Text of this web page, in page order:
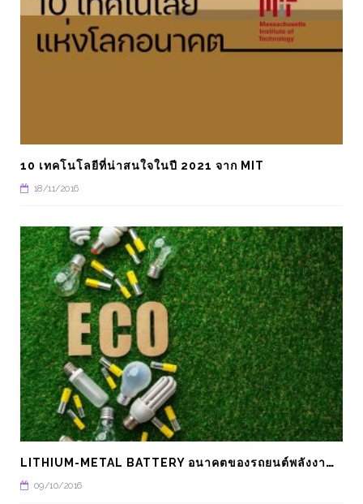
10 เทคโนโลยีที่น่าสนใจในปี 2021 จาก MIT
18/11/2016
L
ITHIUM-METAL BATTERY อนาคตของรถยนต์พลังงานไฟฟ้า
09/10/2016
กับ 6 อุตสาหกรรมที่มุ่งหน้าสู่รูป
บดิจิทัล
GARTNER เผย 12 เทร
เชิงกลยุทธ์แห่งอนาคตปี
TRENDING อิเลคทรอนิกส์